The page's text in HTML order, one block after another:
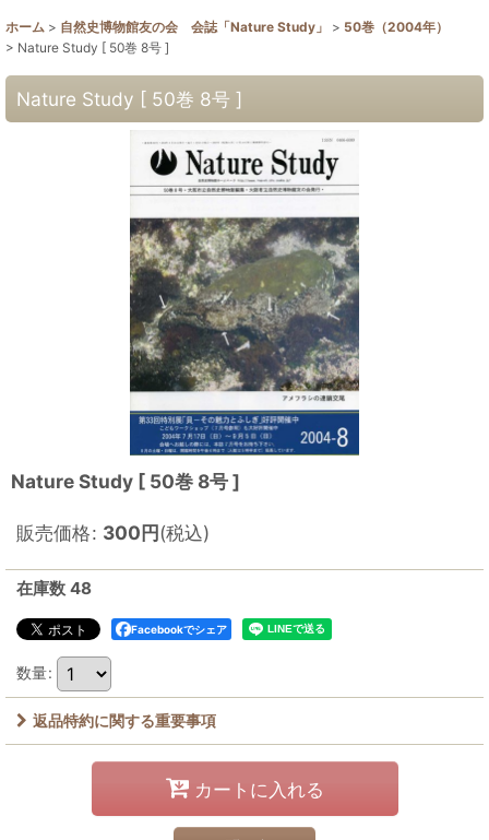
ホーム > 自然史博物館友の会 会誌「Nature Study」 > 50巻（2004年）
> Nature Study [ 50巻 8号 ]
Nature Study [ 50巻 8号 ]
Nature Study [ 50巻 8号 ]
販売価格: 300円(税込)
在庫数 48
Facebookでシェア
数量:
返品特約に関する重要事項
カートに入れる